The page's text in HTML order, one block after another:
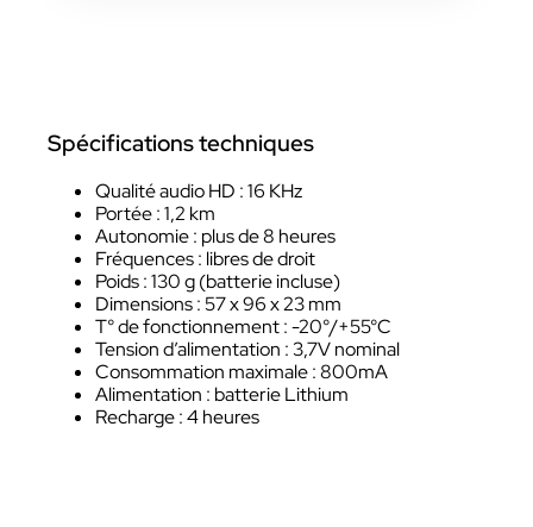
Spécifications techniques
Qualité audio HD : 16 KHz
Portée : 1,2 km
Autonomie : plus de 8 heures
Fréquences : libres de droit
Poids : 130 g (batterie incluse)
Dimensions : 57 x 96 x 23 mm
T° de fonctionnement : -20°/+55°C
Tension d’alimentation : 3,7V nominal
Consommation maximale : 800mA
Alimentation : batterie Lithium
Recharge : 4 heures